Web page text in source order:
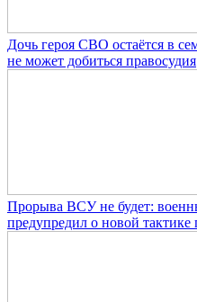
Дочь героя СВО остаётся в
не может добиться правосудия
Прорыва ВСУ не будет:
предупредил о новой тактике